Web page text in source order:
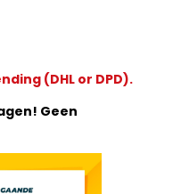
(DHL or DPD).
Geen